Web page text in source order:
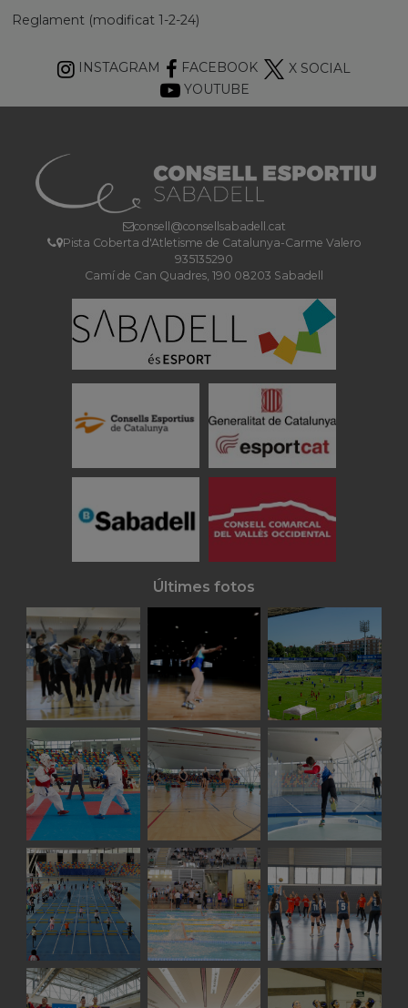
Reglament (modificat 1-2-24)
INSTAGRAM FACEBOOK
X SOCIAL
YOUTUBE
consell@consellsabadell.cat
Pista Coberta d'Atletisme de Catalunya-Carme Valero
935135290
Camí de Can Quadres, 190 08203 Sabadell
Últimes fotos